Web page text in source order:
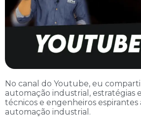
No canal do Youtube, eu
automação industrial, estratégias
técnicos e engenheiros espirantes
automação industrial.